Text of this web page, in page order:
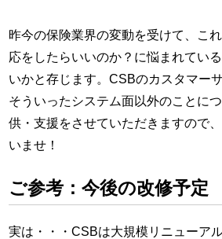
昨今の保険業界の変動を受けて、こ
応をしたらいいのか？に悩まれてい
いかと存じます。CSBのカスタマー
そういったシステム面以外のことに
供・支援をさせていただきますので
いませ！
ご参考：今後の改修予定
実は・・・CSBは大規模リニューア